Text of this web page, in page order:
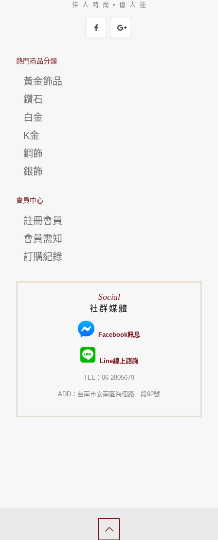
佳 人 時 尚 • 億 人 迷
熱門商品分類
黃金飾品
鑽石
白金
K金
鋼飾
銀飾
會員中心
註冊會員
會員需知
訂購紀錄
Social
社群媒體
Facebook訊息
Line線上諮詢
TEL：06-2805679
ADD：台南市安南區海佃路一段92號